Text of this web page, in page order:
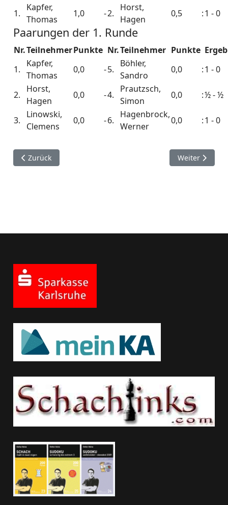
1.
Kapfer,
Thomas
1,0 -2.
Horst,
Hagen
0,5 :1 - 0
Paarungen der 1. Runde
Nr.TeilnehmerPunkte Nr.Teilnehmer Punkte
1.
Kapfer,
Thomas
0,0 -5.
Böhler,
Sandro
0,0 :1 - 0
2.
Horst,
Hagen
0,0 -4.
Prautzsch,
Simon
0,0 :½ - ½
3.
Linowski,
Clemens
0,0 -6.
Hagenbrock,
Werner
0,0 :1 - 0
Vorheriger Beitrag: Vereinsmeisterschaft 2009/10
Zurück Nächster
Weiter